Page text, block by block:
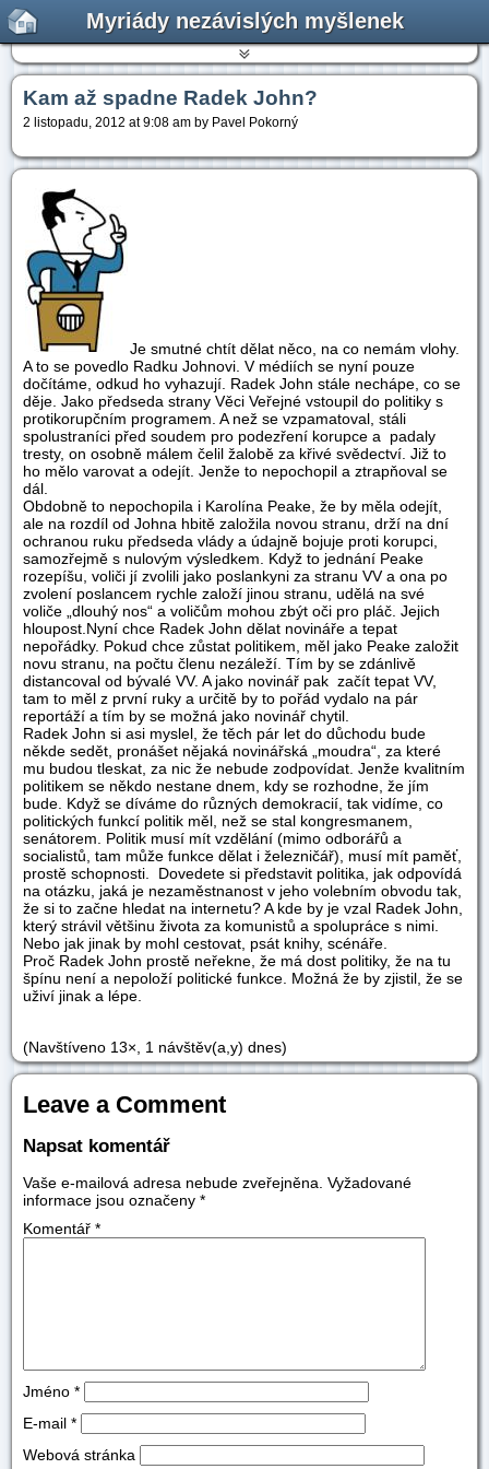
Myriády nezávislých myšlenek
Kam až spadne Radek John?
2 listopadu, 2012 at 9:08 am by Pavel Pokorný
Je smutné chtít dělat něco, na co nemám vlohy.
A to se povedlo Radku Johnovi. V médiích se nyní pouze
dočítáme, odkud ho vyhazují. Radek John stále nechápe, co se
děje. Jako předseda strany Věci Veřejné vstoupil do politiky s
protikorupčním programem. A než se vzpamatoval, stáli
spolustraníci před soudem pro podezření korupce a padaly
tresty, on osobně málem čelil žalobě za křivé svědectví. Již to
ho mělo varovat a odejít. Jenže to nepochopil a ztrapňoval se
dál.
Obdobně to nepochopila i Karolína Peake, že by měla odejít,
ale na rozdíl od Johna hbitě založila novou stranu, drží na dní
ochranou ruku předseda vlády a údajně bojuje proti korupci,
samozřejmě s nulovým výsledkem. Když to jednání Peake
rozepíšu, voliči jí zvolili jako poslankyni za stranu VV a ona po
zvolení poslancem rychle založí jinou stranu, udělá na své
voliče „dlouhý nos“ a voličům mohou zbýt oči pro pláč. Jejich
hloupost. Nyní chce Radek John dělat novináře a tepat
nepořádky. Pokud chce zůstat politikem, měl jako Peake založit
novu stranu, na počtu členu nezáleží. Tím by se zdánlivě
distancoval od bývalé VV. A jako novinář pak začít tepat VV,
tam to měl z první ruky a určitě by to pořád vydalo na pár
reportáží a tím by se možná jako novinář chytil.
Radek John si asi myslel, že těch pár let do důchodu bude
někde sedět, pronášet nějaká novinářská „moudra“, za které
mu budou tleskat, za nic že nebude zodpovídat. Jenže kvalitním
politikem se někdo nestane dnem, kdy se rozhodne, že jím
bude. Když se díváme do různých demokracií, tak vidíme, co
politických funkcí politik měl, než se stal kongresmanem,
senátorem. Politik musí mít vzdělání (mimo odborářů a
socialistů, tam může funkce dělat i železničář), musí mít paměť,
prostě schopnosti. Dovedete si představit politika, jak odpovídá
na otázku, jaká je nezaměstnanost v jeho volebním obvodu tak,
že si to začne hledat na internetu? A kde by je vzal Radek John,
který strávil většinu života za komunistů a spolupráce s nimi.
Nebo jak jinak by mohl cestovat, psát knihy, scénáře.
Proč Radek John prostě neřekne, že má dost politiky, že na tu
špínu není a nepoloží politické funkce. Možná že by zjistil, že se
uživí jinak a lépe.
(Navštíveno 13×, 1 návštěv(a,y) dnes)
Leave a Comment
Napsat komentář
Vaše e-mailová adresa nebude zveřejněna. Vyžadované
informace jsou označeny *
Komentář *
Jméno *
E-mail *
Webová stránka